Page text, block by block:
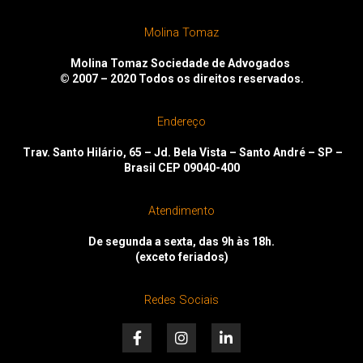
Molina Tomaz
Molina Tomaz Sociedade de Advogados
© 2007 – 2020 Todos os direitos reservados.
Endereço
Trav. Santo Hilário, 65 – Jd. Bela Vista – Santo André – SP –
Brasil CEP 09040-400
Atendimento
De segunda a sexta, das 9h às 18h.
(exceto feriados)
Redes Sociais
F
a
I
n
i